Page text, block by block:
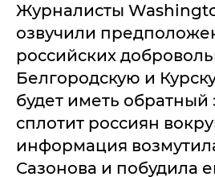
Журналисты
озвучили
российских
Белгородскую и
будет иметь обратный
сплотит россиян
информация
Сазонова и побудила